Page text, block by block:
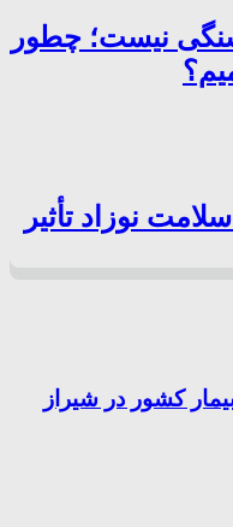
نیست؛ چطور
نوزاد تأثیر
کشور در شیراز